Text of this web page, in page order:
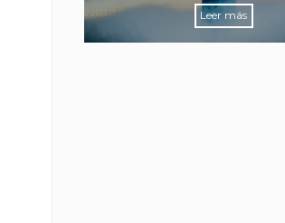
Leer más